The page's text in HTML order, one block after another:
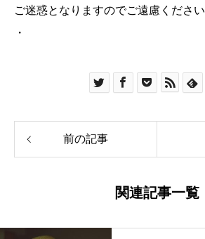
ご迷惑となりますのでご遠慮ください
・
前の記事
関連記事一覧